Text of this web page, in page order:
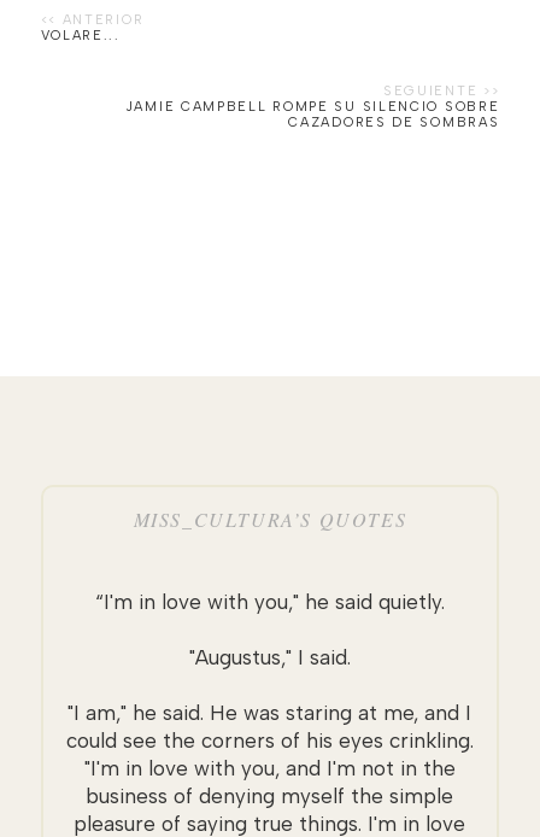
VOLARE...
JAMIE CAMPBELL ROMPE SU SILENCIO SOBRE
CAZADORES DE SOMBRAS
MISS_CULTURA’S QUOTES
“I'm in love with you," he said quietly.
"Augustus," I said.
"I am," he said. He was staring at me, and I
could see the corners of his eyes crinkling.
"I'm in love with you, and I'm not in the
business of denying myself the simple
pleasure of saying true things. I'm in love